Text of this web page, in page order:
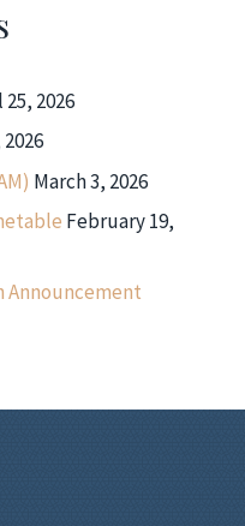
2026
March 3, 2026
February 19,
Announcement